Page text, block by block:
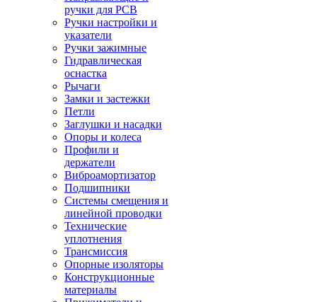
ручки для PCB
Ручки настройки и
указатели
Ручки зажимные
Гидравлическая
оснастка
Рычаги
Замки и застежки
Петли
Заглушки и насадки
Опоры и колеса
Профили и
держатели
Виброамортизатор
Подшипники
Системы смещения и
линейной проводки
Технические
уплотнения
Трансмиссия
Опорные изоляторы
Конструкционные
материалы